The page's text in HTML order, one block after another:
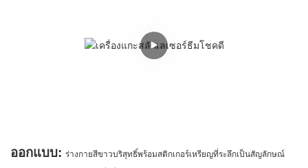
ออกแบบ: ร่างกายสีขาวบริสุทธิ์พร้อมสติกเกอร์เหรียญที่ระลึกเป็นสัญลักษณ์